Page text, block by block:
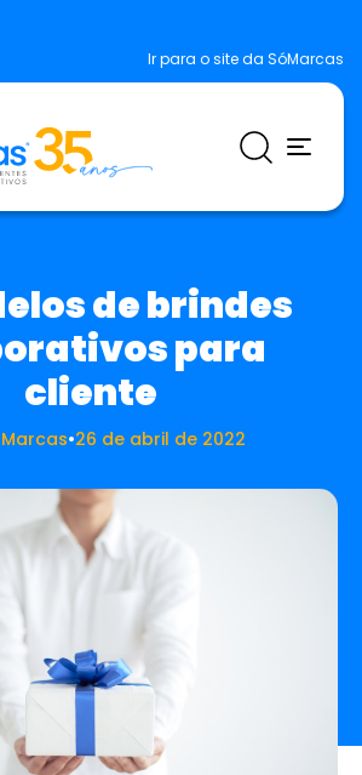
Ir para o site da SóMarcas
de brindes
para
cliente
•26 de abril de 2022